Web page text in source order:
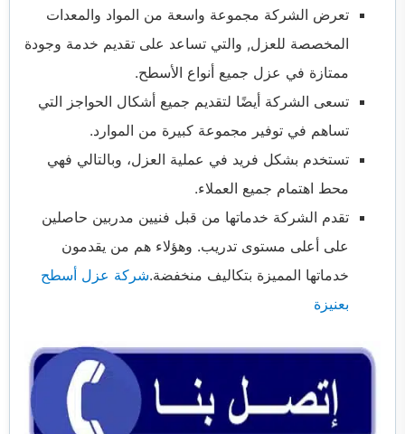
تعرض الشركة مجموعة واسعة من المواد والمعدات
المخصصة للعزل, والتي تساعد على تقديم خدمة وجودة
ممتازة في عزل جميع أنواع الأسطح.
تسعى الشركة أيضًا لتقديم جميع أشكال الحواجز التي
تساهم في توفير مجموعة كبيرة من الموارد.
تستخدم بشكل فريد في عملية العزل، وبالتالي فهي
محط اهتمام جميع العملاء.
تقدم الشركة خدماتها من قبل فنيين مدربين حاصلين
على أعلى مستوى تدريب. وهؤلاء هم من يقدمون
خدماتها المميزة بتكاليف منخفضة.شركة عزل أسطح
بعنيزة